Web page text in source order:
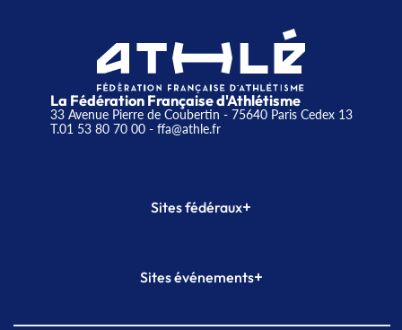
La Fédération Française d'Athlétisme
33 Avenue Pierre de Coubertin - 75640 Paris Cedex 13
T.01 53 80 70 00- ffa@athle.fr
Sites fédéraux+
Plateforme Formation
Sites événements+